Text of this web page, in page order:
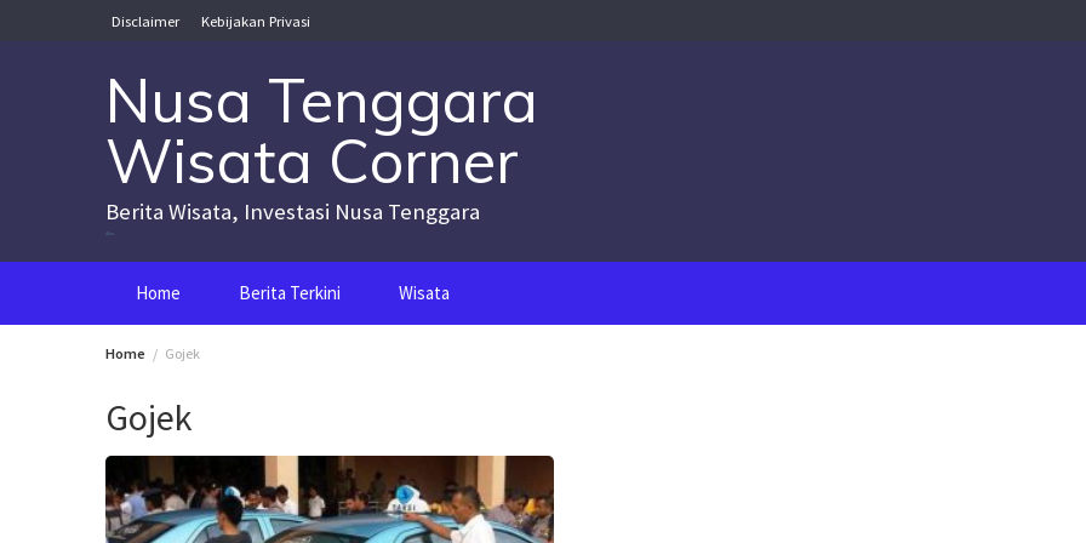
Disclaimer Kebijakan Privasi
Nusa Tenggara
Wisata Corner
Berita Wisata, Investasi Nusa Tenggara
Home Berita Terkini Wisata
Home Gojek
Gojek